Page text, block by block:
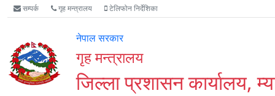
Accessibility
Mode
गर्नुहोस्
मुख्य
सामाग्री
मुख्य
नेभिगेसन
वेबसाइट
खोजमा
सम्पर्क गृह मन्त्रालय टेलिफोन निर्देशिका
नेपाल सरकार
गृह मन्त्रालय
जिल्ला प्रशासन कार्यालय,